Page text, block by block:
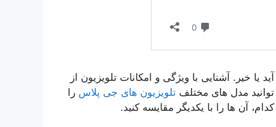
یا خیر. آشنایی با ویژگی و امکانات تلویزیون از
مدل های مختلف تلویزیون های جی پلاس را